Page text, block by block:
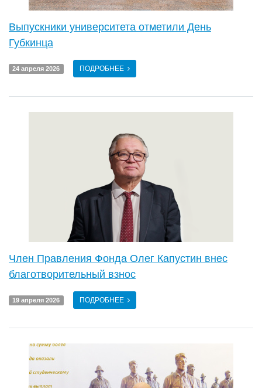
Выпускники университета отметили День
Губкинца
24 апреля 2026 ПОДРОБНЕЕ
Член Правления Фонда Олег Капустин внес
благотворительный взнос
19 апреля 2026 ПОДРОБНЕЕ